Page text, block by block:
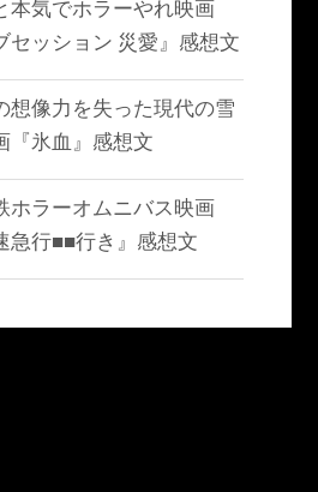
本気でホラーやれ映画
セッション 災愛』感想文
想像力を失った現代の雪
『氷血』感想文
ホラーオムニバス映画
急行■■行き』感想文